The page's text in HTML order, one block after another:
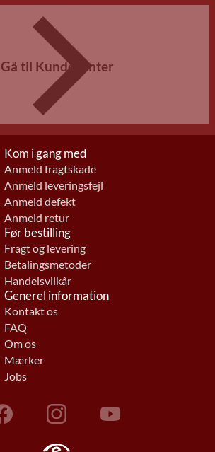
Gå til Kundecenter
Kom i gang med
Anmeld fragtskade
Anmeld leveringsfejl
Anmeld defekt
Anmeld retur
Før bestilling
Fragt og levering
Betalingsmetoder
Handelsvilkår
Generel information
Kontakt os
FAQ
Om os
Mærker
Jobs